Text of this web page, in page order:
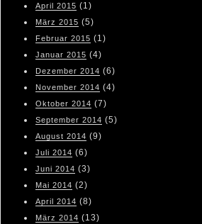
April 2015 (1)
März 2015 (5)
Februar 2015 (1)
Januar 2015 (4)
Dezember 2014 (6)
November 2014 (4)
Oktober 2014 (7)
September 2014 (5)
August 2014 (9)
Juli 2014 (6)
Juni 2014 (3)
Mai 2014 (2)
April 2014 (8)
März 2014 (13)